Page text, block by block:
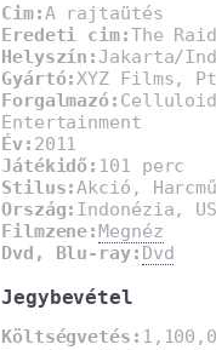
Cim:A rajtaütés
Eredeti cim:The
Helyszín: Jakarta/
Gyártó:XYZ Films,
Forgalmazó:
Entertainment
Év: 2011
Játékidő: 101 perc
Stilus:Akció,
Ország: Indonézia,
Filmzene:Megnéz
Dvd, Blu-ray: Dvd
Jegybevétel
Költségvetés: